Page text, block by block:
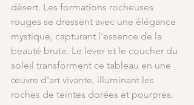
désert. Les formations rocheuses
rouges se dressent avec une élégance
mystique, capturant l'essence de la
beauté brute. Le lever et le coucher du
soleil transforment ce tableau en une
œuvre d'art vivante, illuminant les
roches de teintes dorées et pourpres.